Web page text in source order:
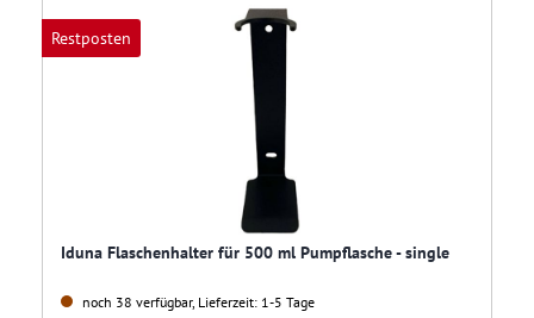
Restposten
Iduna Flaschenhalter für 500 ml Pumpflasche - single
noch 38 verfügbar, Lieferzeit: 1-5 Tage